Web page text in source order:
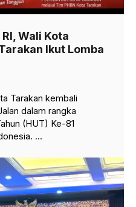
Wali Kota
Ikut Lomba
Tarakan kembali
dalam rangka
(HUT) Ke-81
...